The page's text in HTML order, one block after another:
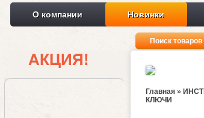
О компании Новинки
АКЦИЯ!
Главная »
КЛЮЧИ